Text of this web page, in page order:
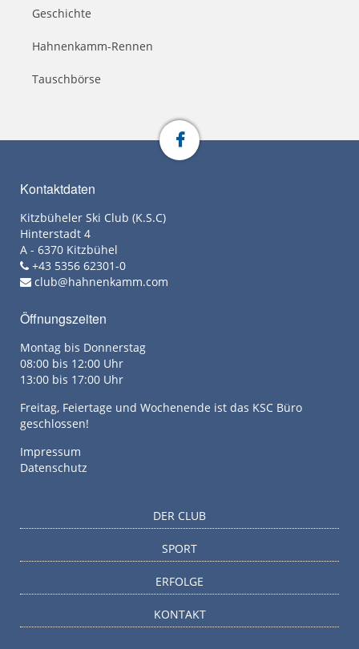
Geschichte
Hahnenkamm-Rennen
Tauschbörse
Kontaktdaten
Kitzbüheler Ski Club (K.S.C)
Hinterstadt 4
A - 6370 Kitzbühel
+43 5356 62301-0
club@hahnenkamm.com
Öffnungszeiten
Montag bis Donnerstag
08:00 bis 12:00 Uhr
13:00 bis 17:00 Uhr
Freitag, Feiertage und Wochenende ist das KSC Büro
geschlossen!
Impressum
Datenschutz
DER CLUB
SPORT
ERFOLGE
KONTAKT